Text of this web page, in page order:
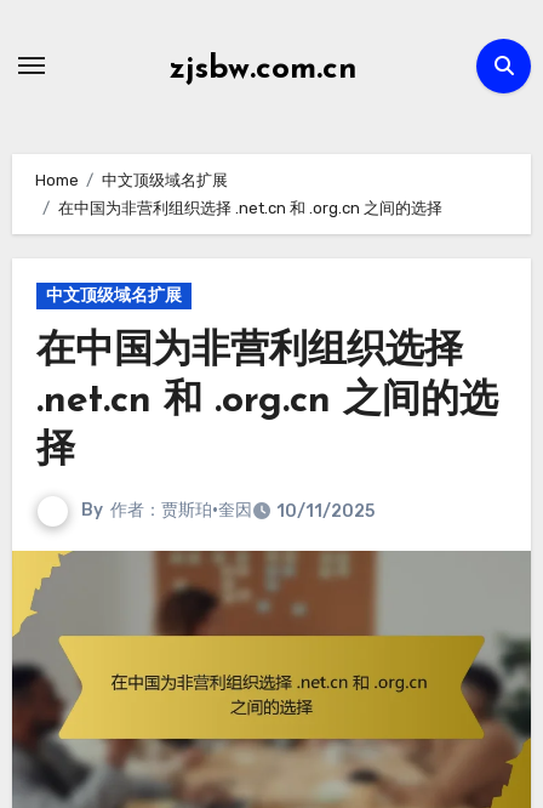
zjsbw.com.cn
Home
中文顶级域名扩展
在中国为非营利组织选择 .net.cn 和 .org.cn 之间的选择
中文顶级域名扩展
在中国为非营利组织选择
.net.cn 和 .org.cn 之间的选
择
By 作者：贾斯珀·奎因 10/11/2025